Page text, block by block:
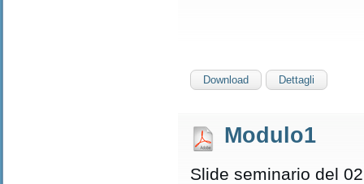
Download Dettagli
Modulo1
Slide seminario del